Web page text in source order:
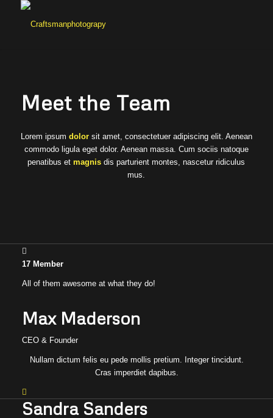
Meet the Team
Lorem ipsum dolorsit amet, consectetuer adipiscing elit. Aenean
commodo ligula eget dolor. Aenean massa. Cum sociis natoque
penatibus etmagnis dis parturient montes, nascetur ridiculus
mus.
17Member
All of them awesome at what they do!
Max Maderson
CEO & Founder
Nullam dictum felis eu pede mollis pretium. Integer tincidunt.
Cras imperdiet dapibus.
Sandra Sanders